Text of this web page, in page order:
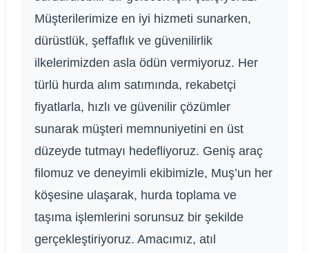
Müşterilerimize en iyi hizmeti sunarken,
dürüstlük, şeffaflık ve güvenilirlik
ilkelerimizden asla ödün vermiyoruz. Her
türlü hurda alım satımında, rekabetçi
fiyatlarla, hızlı ve güvenilir çözümler
sunarak müşteri memnuniyetini en üst
düzeyde tutmayı hedefliyoruz. Geniş araç
filomuz ve deneyimli ekibimizle, Muş’un her
köşesine ulaşarak, hurda toplama ve
taşıma işlemlerini sorunsuz bir şekilde
gerçekleştiriyoruz. Amacımız, atıl